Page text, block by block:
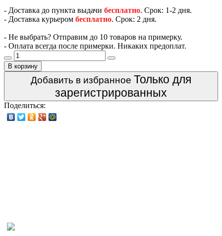
- Доставка до пункта выдачи бесплатно. Срок: 1-2 дня.
- Доставка курьером бесплатно. Срок: 2 дня.
- Не выбрать? Отправим до 10 товаров на примерку.
- Оплата всегда после примерки. Никаких предоплат.
В корзину
Добавить в избранное Только для
зарегистрированных
Поделиться: